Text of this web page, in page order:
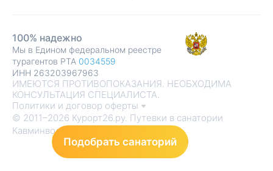
ИМЕЮТСЯ ПРОТИВОПОКАЗАНИЯ. НЕОБХОДИМА
КОНСУЛЬТАЦИЯ СПЕЦИАЛИСТА.
Политики и договор оферты
© 2011–2026 Курорт26.ру. Путевки в санатории
Кавминвод
100% надежно
Мы в Едином федеральном реестре
турагентов РТА 0034559
ИНН 263203967963
Подобрать санаторий